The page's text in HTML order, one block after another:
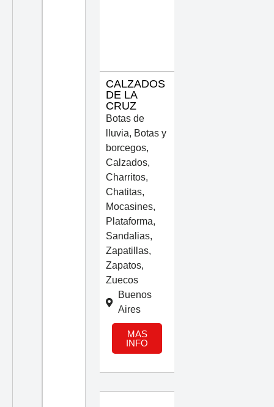
CALZADOS
DE LA
CRUZ
Botas de
lluvia, Botas y
borcegos,
Calzados,
Charritos,
Chatitas,
Mocasines,
Plataforma,
Sandalias,
Zapatillas,
Zapatos,
Zuecos
Buenos
Aires
MAS
INFO